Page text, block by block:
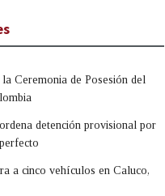
Ceremonia de Posesión del
detención provisional por
a cinco vehículos en Caluco,